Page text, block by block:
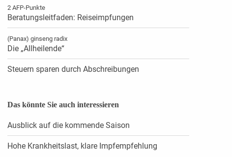
2 AFP-Punkte
Beratungsleitfaden: Reiseimpfungen
(Panax) ginseng radix
Die „Allheilende“
Steuern sparen durch Abschreibungen
Das könnte Sie auch interessieren
Ausblick auf die kommende Saison
Hohe Krankheitslast, klare Impfempfehlung